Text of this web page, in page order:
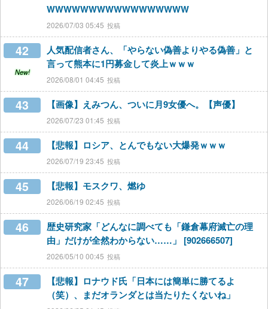
WWWWWWWWWWWWWWWWW
2026/07/03 05:45
42
New!
人気配信者さん、「やらない偽善よりやる偽善」と
言って熊本に1円募金して炎上ｗｗｗ
2026/08/01 04:45
43 【画像】えみつん、ついに月9女優へ。【声優】
2026/07/23 01:45
44 【悲報】ロシア、とんでもない大爆発ｗｗｗ
2026/07/19 23:45
45 【悲報】モスクワ、燃ゆ
2026/06/19 02:45
46
歴史研究家「どんなに調べても「鎌倉幕府滅亡の理
由」だけが全然わからない……」 [902666507]
2026/05/10 00:45
47
【悲報】ロナウド氏「日本には簡単に勝てるよ
（笑）、まだオランダとは当たりたくないね」